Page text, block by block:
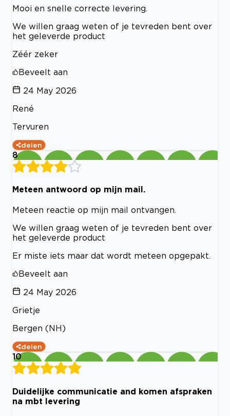
Mooi en snelle correcte levering.
We willen graag weten of je tevreden bent over
het geleverde product
Zéér zeker
Beveelt aan
24 May 2026
René
Tervuren
delen
8
Meteen antwoord op mijn mail.
Meteen reactie op mijn mail ontvangen.
We willen graag weten of je tevreden bent over
het geleverde product
Er miste iets maar dat wordt meteen opgepakt.
Beveelt aan
24 May 2026
Grietje
Bergen (NH)
delen
10
Duidelijke communicatie and komen afspraken
na mbt levering